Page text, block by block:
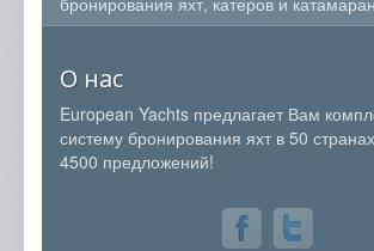
О нас
European Yachts предлагает Вам
систему бронирования яхт в 50
4500 предложений!